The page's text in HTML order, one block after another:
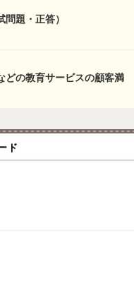
題・正答）
どの教育サービスの顧客満
ド